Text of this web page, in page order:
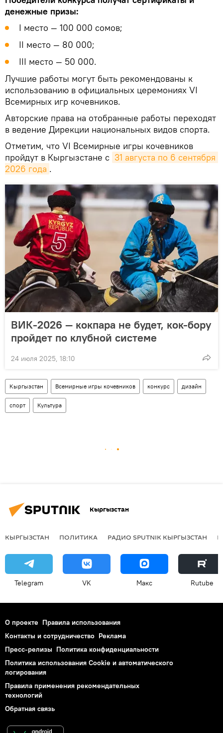
денежные призы:
I место — 100 000 сомов;
II место — 80 000;
III место — 50 000.
Лучшие работы могут быть рекомендованы к
использованию в официальных церемониях VI
Всемирных игр кочевников.
Авторские права на отобранные работы переходят
в ведение Дирекции национальных видов спорта.
Отметим, что VI Всемирные игры кочевников
пройдут в Кыргызстане с 31 августа по 6 сентября
2026 года .
ВИК-2026 — кокпара не будет, кок-бору
пройдет по клубной системе
24 июля 2025, 18:10
Кыргызстан Всемирные игры кочевников конкурс дизайн
спорт Культура
Кыргызстан
КЫРГЫЗСТАН ПОЛИТИКА РАДИО SPUTNIK КЫРГЫЗСТАН
Telegram VK Макс Rutube
О проекте Правила использования
Контакты и сотрудничество Реклама
Пресс-релизы Политика конфиденциальности
Политика использования Cookie и автоматического
логирования
Правила применения рекомендательных
технологий
Обратная связь